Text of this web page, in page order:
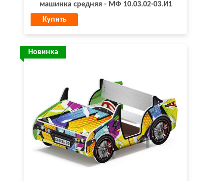
машинка средняя - МФ 10.03.02-03.И1
Купить
Новинка